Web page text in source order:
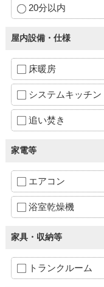
20分以内
屋内設備・仕様
床暖房
システムキッチン
追い焚き
家電等
エアコン
浴室乾燥機
家具・収納等
トランクルーム